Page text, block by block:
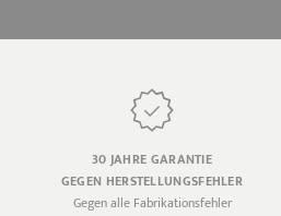
30 JAHRE GARANTIE
GEGEN HERSTELLUNGSFEHLER
Gegen alle Fabrikationsfehler